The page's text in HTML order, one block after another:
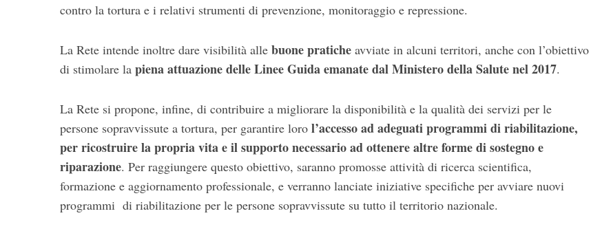
contro la tortura e i relativi strumenti di prevenzione, monitoraggio e repressione.
La Rete intende inoltre dare visibilità alle buone pratiche avviate in alcuni territori, anche con l’obiettivo
di stimolare la piena attuazione delle Linee Guida emanate dal Ministero della Salute nel 2017.
La Rete si propone, infine, di contribuire a migliorare la disponibilità e la qualità dei servizi per le
persone sopravvissute a tortura, per garantire loro l’accesso ad adeguati programmi di riabilitazione,
per ricostruire la propria vita e il supporto necessario ad ottenere altre forme di sostegno e
riparazione. Per raggiungere questo obiettivo, saranno promosse attività di ricerca scientifica,
formazione e aggiornamento professionale, e verranno lanciate iniziative specifiche per avviare nuovi
programmi di riabilitazione per le persone sopravvissute su tutto il territorio nazionale.